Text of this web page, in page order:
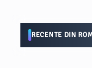
RECENTE DIN